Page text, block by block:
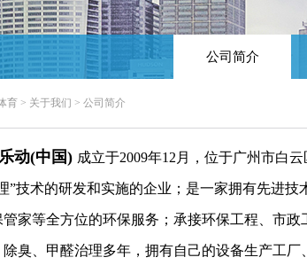
公司简介
育 > 关于我们 > 公司简介
动(中国) 成立于2009年12月，位于广州市白
”技术的研发和实施的企业；是一家拥有先进
管家等全方位的环保服务；承接环保工程、市
臭、甲醛治理多年，拥有自己的设备生产工